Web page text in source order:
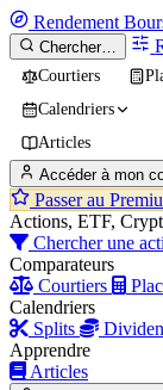
Rendement
Chercher…
Courtiers
Calendriers
Articles
Accéder à mon
Passer au
Actions, ETF,
Chercher une
Comparateurs
Courtiers
Calendriers
Splits
Apprendre
Articles